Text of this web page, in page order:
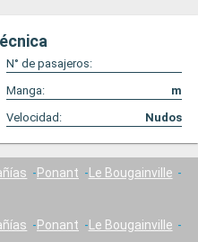
N° de pasajeros:
Manga:
m
Velocidad: Nudos
Ponant
Le Bougainville
Ponant
Le Bougainville